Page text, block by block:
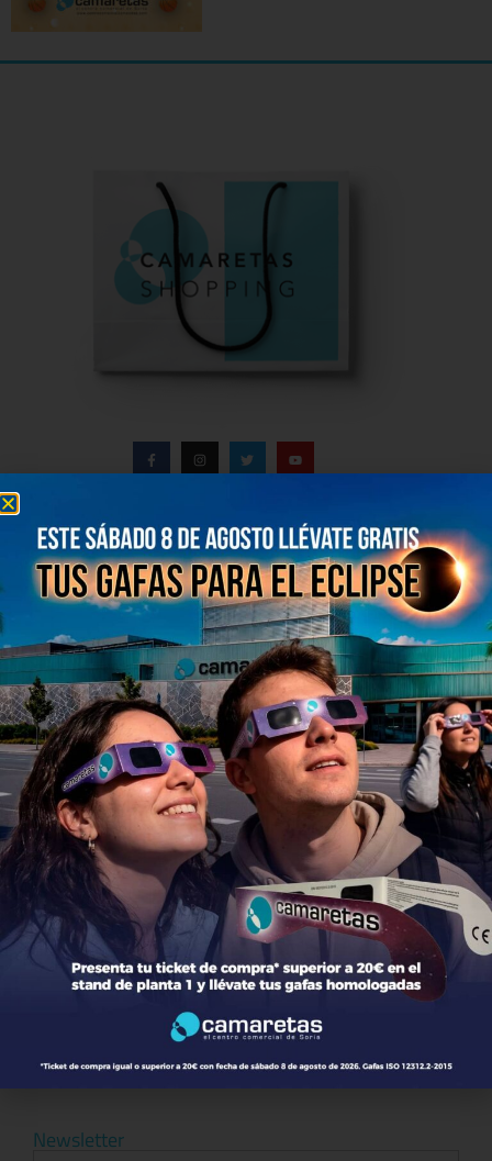
Información del centro
Información general
Directorio de tiendas y Planos
Contacto
Política de Privacidad
Aviso Legal
Política de Cookies
Bases legales Concursos y Promociones
Tiendas
Moda
Hogar y Alimentación
Regalos y Complementos
Ocio y Restauración
Otros comparativos
Newsletter